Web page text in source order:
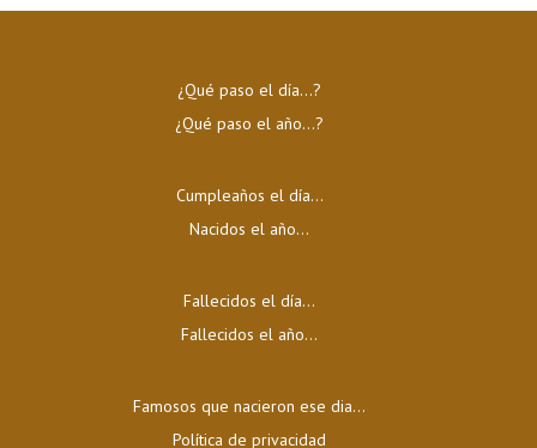
¿Qué paso el día…?
¿Qué paso el año…?
Cumpleaños el día…
Nacidos el año…
Fallecidos el día…
Fallecidos el año…
Famosos que nacieron ese dia...
Política de privacidad